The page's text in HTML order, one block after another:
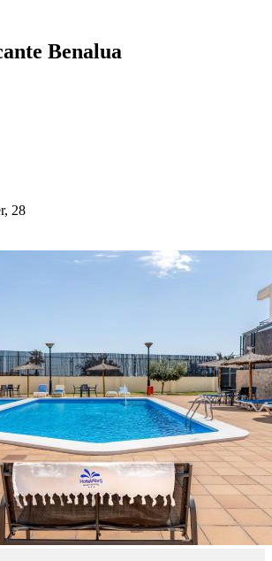
Benalua
28